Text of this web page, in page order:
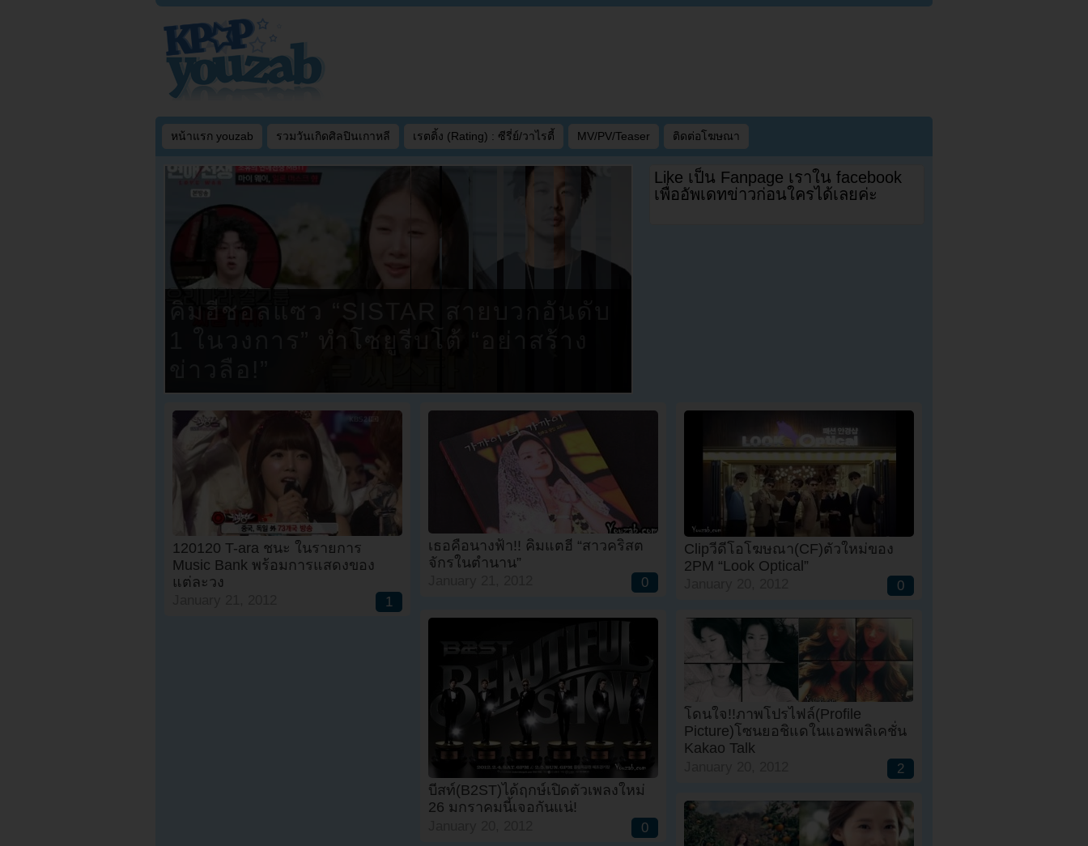
หน้าแรก youzab รวมวันเกิดศิลปินเกาหลี เรตติ้ง (Rating) : ซีรี่ย์/วาไรตี้ MV/PV/Teaser ติดต่อโฆษณา
คิมฮีชอลแซว “SISTAR สายบวกอันดับ
1 ในวงการ” ทำโซยูรีบโต้ “อย่าสร้าง
Like เป็น Fanpage เราใน facebook
เพื่ออัพเดทข่าวก่อนใครได้เลยค่ะ
120120 T-ara ชนะ ในรายการ
Music Bank พร้อมการแสดงของ
แต่ละวง
1
เธอคือนางฟ้า!! คิมแตฮี “สาวคริสต
จักรในตำนาน”
0
Clipวีดีโอโฆษณา(CF)ตัวใหม่ของ
2PM “Look Optical”
0
บีสท์(B2ST)ได้ฤกษ์เปิดตัวเพลงใหม่
26 มกราคมนี้เจอกันแน่!
0
โดนใจ!!ภาพโปรไฟล์(Profile
Picture)โซนยอชิแดในแอพพลิเคชั่น
Kakao Talk
2